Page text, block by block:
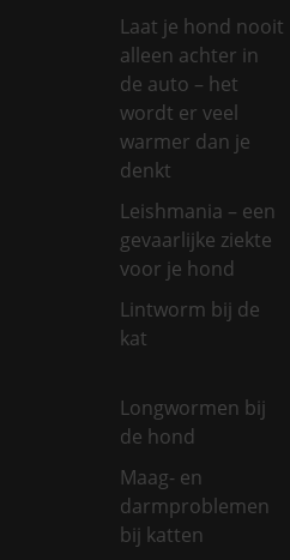
Laat je hond nooit
alleen achter in
de auto – het
wordt er veel
warmer dan je
denkt
Leishmania – een
gevaarlijke ziekte
voor je hond
Lintworm bij de
kat
Longwormen bij
de hond
Maag- en
darmproblemen
bij katten